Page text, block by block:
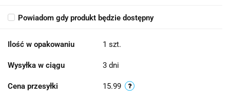
Powiadom gdy produkt będzie dostępny
Ilość w opakowaniu 1 szt.
Wysyłka w ciągu 3 dni
Cena przesyłki 15.99